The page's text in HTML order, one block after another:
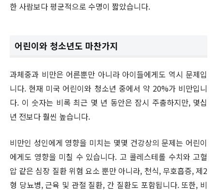
한 사람보다 평균적으로 수명이 짧았습니다.
어린이와 청소년도 마찬가지
과체중과 비만은 어른뿐만 아니라 아이들에게도 역시 문제입
니다. 현재 미국 어린이와 청소년 중에서 약 20%가 비만입니
다. 이 숫자는 비록 최근 몇 년 동안은 잠시 주춤하지만, 몇십
년 전보다 훨씬 높습니다.
비만인 성인에게 영향을 미치는 몇몇 건강상의 문제는 어린이
에게도 영향을 미칠 수 있습니다. 고 콜레스테롤 수치와 고혈
압 같은 심장 질환 위혐 요소 뿐만 아니라, 천식, 무호흡증, 제2
형 당뇨병, 근육 및 관절 질환, 간 질환도 포함됩니다. 또한, 비